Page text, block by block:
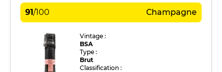
91/100 Champagne
Vintage :
BSA
Type :
Brut
Classification :